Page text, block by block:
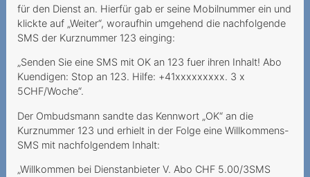
für den Dienst an. Hierfür gab er seine Mobilnummer ein und
klickte auf „Weiter“, woraufhin umgehend die nachfolgende
SMS der Kurznummer 123 einging:
„Senden Sie eine SMS mit OK an 123 fuer ihren Inhalt! Abo
Kuendigen: Stop an 123. Hilfe: +41xxxxxxxxx. 3 x
5CHF/Woche“.
Der Ombudsmann sandte das Kennwort „OK“ an die
Kurznummer 123 und erhielt in der Folge eine Willkommens-
SMS mit nachfolgendem Inhalt:
„Willkommen bei Dienstanbieter V. Abo CHF 5.00/3SMS
Tarife bilden
Vertragsbestandteil
Une visite coquine a prix
dor
est-ce au client de s’en
acquitter
Appels manqués onéreux